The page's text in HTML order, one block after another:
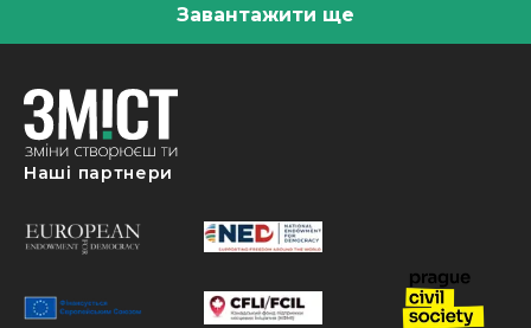
Завантажити ще
Наші партнери